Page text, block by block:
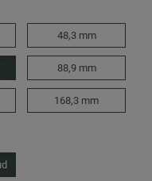
48,3 mm
88,9 mm
168,3 mm